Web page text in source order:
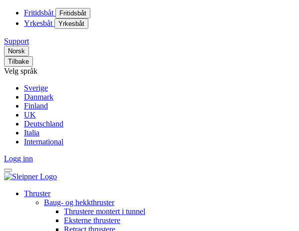
Fritidsbåt Fritidsbåt
Yrkesbåt Yrkesbåt
Support
Norsk
Tilbake
Velg språk
Sverige
Danmark
Finland
UK
Deutschland
Italia
International
Logg inn
Thruster
Baug- og hekkthruster
Thrustere montert i tunnel
Eksterne thrustere
Retract thrustere